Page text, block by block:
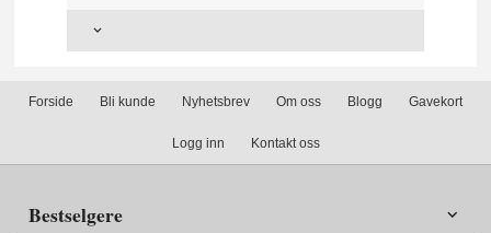
Forside Bli kunde Nyhetsbrev Om oss Blogg Gavekort
Logg inn Kontakt oss
Bestselgere